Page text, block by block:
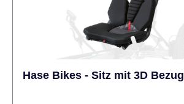
Hase Bikes - Sitz mit 3D Bezug